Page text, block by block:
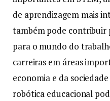
de aprendizagem mais
também pode contribuir
para o mundo do
carreiras em áreas
economia e da
robótica educacional